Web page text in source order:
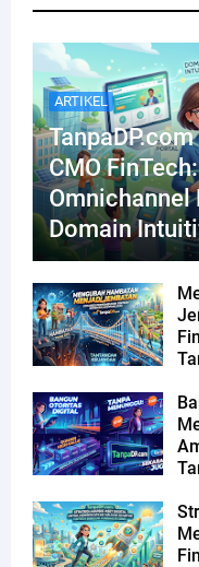
ARTIKEL
CMO
Omnichannel
Domain